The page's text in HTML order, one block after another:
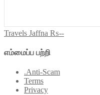
Travels Jaffna ₨--
எம்மைப்ப பற்றி
.Anti-Scam
Terms
Privacy